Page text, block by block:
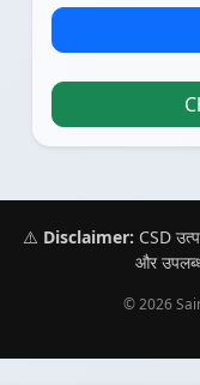
⚠️ Disclaimer: CSD
और
© 2026